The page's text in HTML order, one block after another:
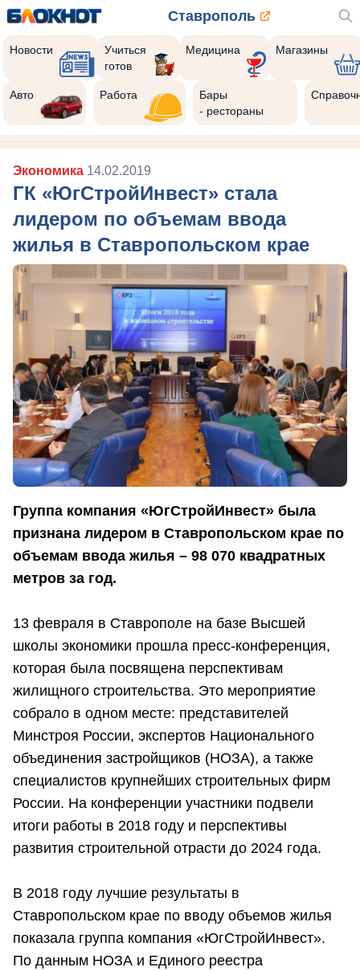
Ставрополь
Новости
Учиться
готов
Медицина Магазины
Авто Работа
Бары
- рестораны
Экономика 14.02.2019
ГК «ЮгСтройИнвест» стала
лидером по объемам ввода
жилья в Ставропольском крае
Группа компания «ЮгСтройИнвест» была
признана лидером в Ставропольском крае по
объемам ввода жилья – 98 070 квадратных
метров за год.
13 февраля в Ставрополе на базе Высшей
школы экономики прошла пресс-конференция,
которая была посвящена перспективам
жилищного строительства. Это мероприятие
собрало в одном месте: представителей
Минстроя России, экспертов Национального
объединения застройщиков (НОЗА), а также
специалистов крупнейших строительных фирм
России. На конференции участники подвели
итоги работы в 2018 году и перспективы
развития строительной отрасти до 2024 года.
В 2018 году лучшие результаты в
Ставропольском крае по вводу объемов жилья
показала группа компания «ЮгСтройИнвест».
По данным НОЗА и Единого реестра